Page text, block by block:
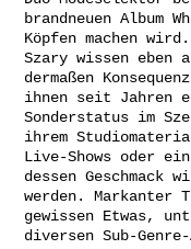
brandneuen Album
Köpfen machen
Szary wissen eben
dermaßen
ihnen seit Jahren
Sonderstatus im
ihrem
Live-Shows oder
dessen Geschmack
werden. Markanter
gewissen Etwas,
diversen Sub-